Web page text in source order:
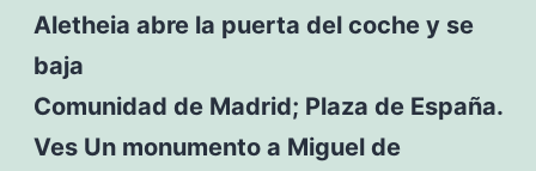
Aletheia abre la puerta del coche y se
baja
Comunidad de Madrid; Plaza de España.
Ves Un monumento a Miguel de